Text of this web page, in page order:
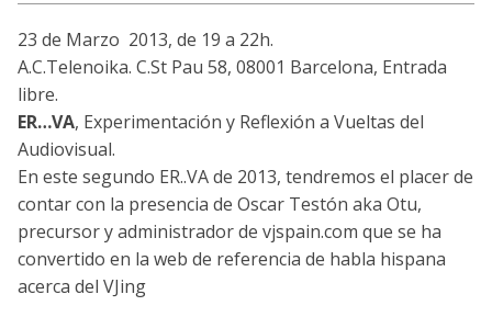
Crear Cuenta
23 de Marzo 2013, de 19 a 22h.
A.C.Telenoika. C.St Pau 58, 08001 Barcelona, Entrada
libre.
ER…VA, Experimentación y Reflexión a Vueltas del
Audiovisual.
En este segundo ER..VA de 2013, tendremos el placer de
contar con la presencia de Oscar Testón aka Otu,
precursor y administrador de vjspain.com que se ha
convertido en la web de referencia de habla hispana
acerca del VJing